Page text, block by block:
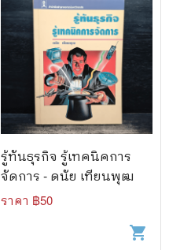
รู้ทันธุรกิจ รู้เทคนิคการ
จัดการ - ดนัย เทียนพุฒ
ราคา ฿50
shopping_cart